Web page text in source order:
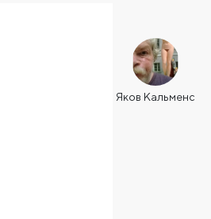
Яков Кальменс